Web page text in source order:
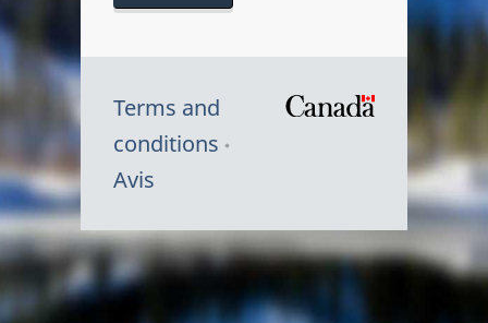
Terms and
conditions
Avis
Symbole
du
Canada